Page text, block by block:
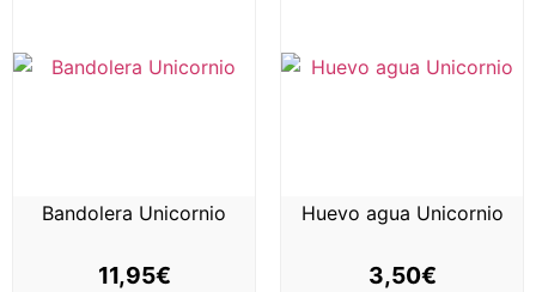
Bandolera Unicornio
11,95€
Huevo agua Unicornio
3,50€